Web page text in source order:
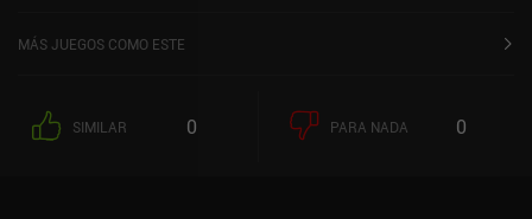
la rana girar en la dirección seleccionada o realizar un salto. Cada
nivel. Y a medida que avanzamos, se introducen nuevas
mecánicas, como saltos, portales y baldosas frágiles que sólo
MÁS JUEGOS COMO ESTE
SIMILAR 0 PARA NADA 0